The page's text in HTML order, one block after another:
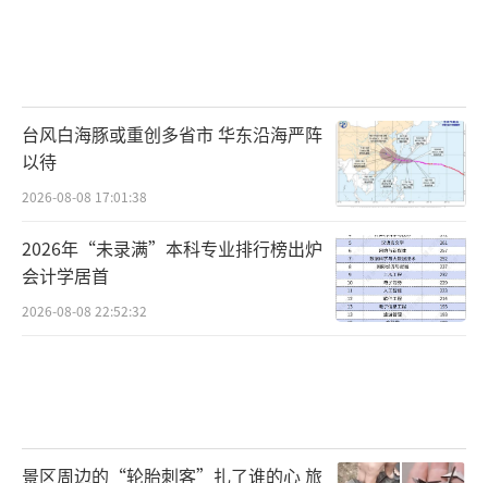
台风白海豚或重创多省市 华东沿海严阵
以待
2026-08-08 17:01:38
2026年“未录满”本科专业排行榜出炉
会计学居首
2026-08-08 22:52:32
景区周边的“轮胎刺客”扎了谁的心 旅